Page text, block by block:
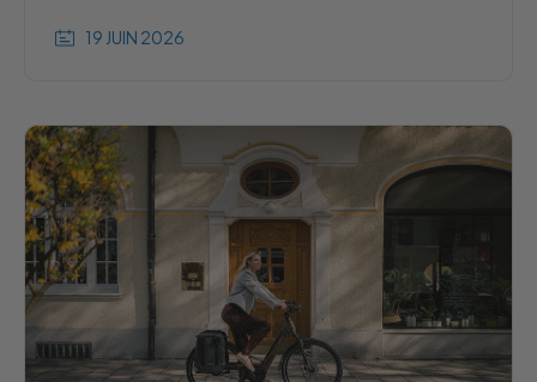
19 JUIN 2026